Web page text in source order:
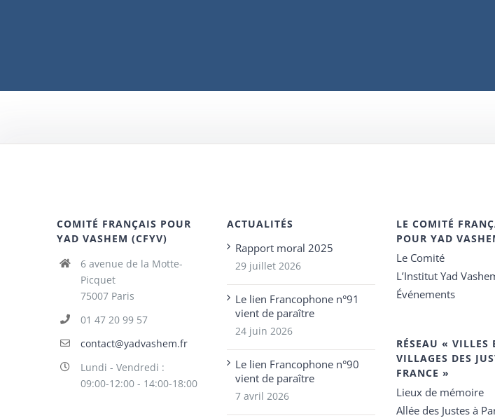
COMITÉ FRANÇAIS POUR
YAD VASHEM (CFYV)
6 avenue de la Motte-
Picquet
75007 Paris
01 47 20 99 57
contact@yadvashem.fr
Lundi - Vendredi :
09:00-12:00 - 14:00-18:00
ACTUALITÉS
Rapport moral 2025
29 juillet 2026
Le lien Francophone n°91
vient de paraître
24 juin 2026
Le lien Francophone n°90
vient de paraître
7 avril 2026
LE COMITÉ
POUR YAD
Le Comité
L’Institut Yad
Événements
RÉSEAU « VILLES
VILLAGES DES
FRANCE »
Lieux de mémoire
Allée des Justes à